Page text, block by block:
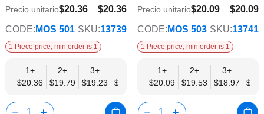
deseos
$20.36
$15.83
Precio unitario$20.36
CODE: MOS 501 SKU:13739
1 Piece price, min order is 1
1+
$20.36
2+
$19.79
3+
$19.23
$18.66
9+
$18.10
12+
$17.53
15+
$16.96
$20.09
$15.62
Precio unitario$20.09
CODE: MOS 503 SKU:13741
1 Piece price, min order is 1
1+
$20.09
2+
$19.53
3+
$18.97